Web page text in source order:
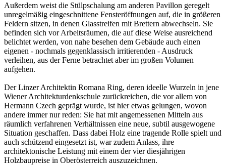
Außerdem weist die Stülpschalung am anderen Pavillon geregelt
unregelmäßig eingeschnittene Fensteröffnungen auf, die in größeren
Feldern sitzen, in denen Glasstreifen mit Brettern abwechseln. Sie
befinden sich vor Arbeitsräumen, die auf diese Weise ausreichend
belichtet werden, von nahe besehen dem Gebäude auch einen
eigenen - nochmals gegenklassisch irritierenden - Ausdruck
verleihen, aus der Ferne betrachtet aber im großen Volumen
aufgehen.
Der Linzer Architektin Romana Ring, deren ideelle Wurzeln in jene
Wiener Architekturdenkschule zurückreichen, die vor allem von
Hermann Czech geprägt wurde, ist hier etwas gelungen, wovon
andere immer nur reden: Sie hat mit angemessenen Mitteln aus
räumlich verfahrenen Verhältnissen eine neue, subtil ausgewogene
Situation geschaffen. Dass dabei Holz eine tragende Rolle spielt und
auch schützend eingesetzt ist, war zudem Anlass, ihre
architektonische Leistung mit einem der vier diesjährigen
Holzbaupreise in Oberösterreich auszuzeichnen.